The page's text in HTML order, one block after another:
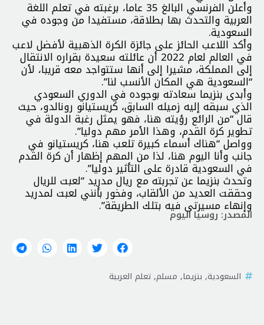
وأعلن الفرنسي البالغ 35 عاما، برغبته في تعلم اللغة
العربية والتحدث بها بطلاقة، مستفيدا من وجوده في
السعودية.
وأكد اللاعب الحائز على جائزة الكرة الذهبية لأفضل لاعب
في العالم لعام 2022 أن عائلته سعيدة بقراره الانتقال
إلى المملكة، مشيرا إلى أنها ستتواجد معه قريبا، لأن
“السعودية هي المكان الأنسب لنا”.
وأبدى بنزيما سعادته بوجوده في الدوري السعودي
الذي سبقه إليه زميله السابق، كريستيانو رونالدو، حيث
قال “من الرائع رؤيته هنا، فهو يمثل رغبة الدولة في
تطوير كرة القدم، وهذا الأمر مهم دوليا”.
وواصل “هناك أسماء كبيرة تلعب هنا، كريستيانو في
جانب وأنا اليوم هنا، لذا من المهم إظهار أن كرة القدم
في السعودية قادرة على التأثير دوليا”.
وتحدث بنزيما عن تجربته مع ريال مدريد “لعبت للريال
وحققت العديد من الألقاب، وفخور بأنني لعبت لمدريد
وإنهاء مسيرتي فيه بتلك الطريقة”.
المصدر: روسيا اليوم
السعودية, بنزيما, مسلم,تعلم العربية